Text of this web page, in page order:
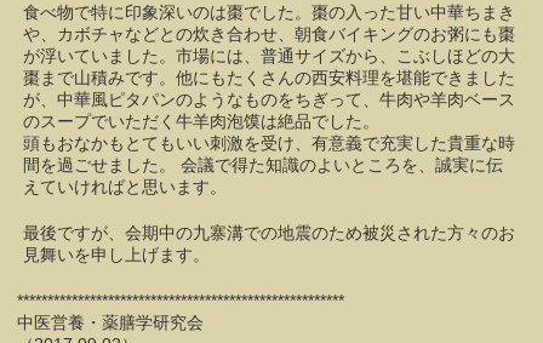
食べ物で特に印象深いのは棗でした。棗の入った甘い中華ちまき
や、カボチャなどとの炊き合わせ、朝食バイキングのお粥にも棗
が浮いていました。市場には、普通サイズから、こぶしほどの大
棗まで山積みです。他にもたくさんの西安料理を堪能できました
が、中華風ピタパンのようなものをちぎって、牛肉や羊肉ベース
のスープでいただく牛羊肉泡馍は絶品でした。
頭もおなかもとてもいい刺激を受け、有意義で充実した貴重な時
間を過ごせました。 会議で得た知識のよいところを、誠実に伝
えていければと思います。
最後ですが、会期中の九寨溝での地震のため被災された方々のお
見舞いを申し上げます。
******************************************************
中医営養・薬膳学研究会